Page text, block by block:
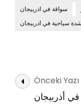
سواقة في اذربيجان
سياحية في اذربيجان
Yazı
dolaşımı
Önceki Yazı
أذربيجان